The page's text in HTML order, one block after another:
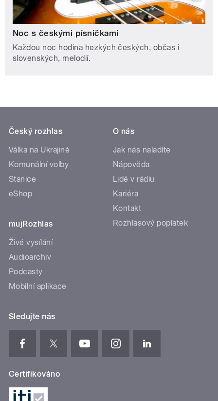
Noc s českými písničkami
Každou noc hodina hezkých českých, občas i
slovenských, melodií.
Český rozhlas
Válka na Ukrajině
Komunální volby
Stanice
eShop
mujRozhlas
Živé vysílání
Audioarchiv
Podcasty
Mobilní aplikace
O nás
Jak nás naladíte
Nápověda
Lidé v rádiu
Kariéra
Kontakt
Rozhlasový poplatek
Sledujte nás
Certifikováno